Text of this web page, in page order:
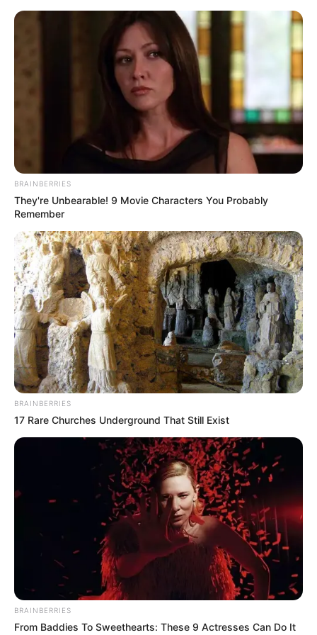
ALJAZAIR KONFIRMASI
PEMBELIAN JET TEMPUR
STEALTH SUKHOI SU-57
FELON
indomiliter | 12/02/2025 | Berita Matra Udara,Berita Update Alutsista,
Jet Tempur Stealth | No Comments
BRAINBERRIES
They're Unbearable! 9 Movie Characters You Probably
Remember
BRAINBERRIES
17 Rare Churches Underground That Still Exist
BRAINBERRIES
From Baddies To Sweethearts: These 9 Actresses Can Do It